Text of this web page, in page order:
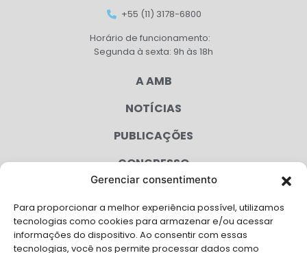
Gerenciar consentimento
Para proporcionar a melhor experiência possível, utilizamos
tecnologias como cookies para armazenar e/ou acessar
informações do dispositivo. Ao consentir com essas
tecnologias, você nos permite processar dados como
+55 (11) 3178-6800
Horário de funcionamento:
Segunda à sexta: 9h às 18h
A AMB
NOTÍCIAS
PUBLICAÇÕES
CONGRESSO
CAMPANHAS
SERVIÇOS